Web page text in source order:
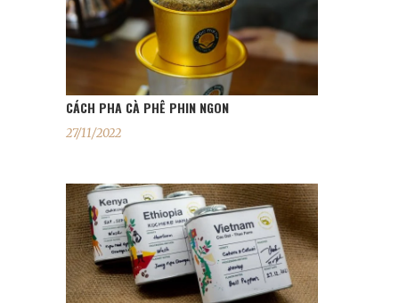
CÁCH PHA CÀ PHÊ PHIN NGON
27/11/2022